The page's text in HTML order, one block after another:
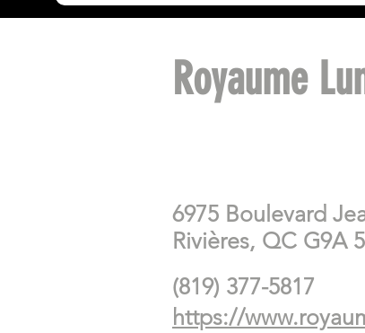
Royaume
6975 Boulevard
Rivières, QC G9A
(819) 377-5817
https://